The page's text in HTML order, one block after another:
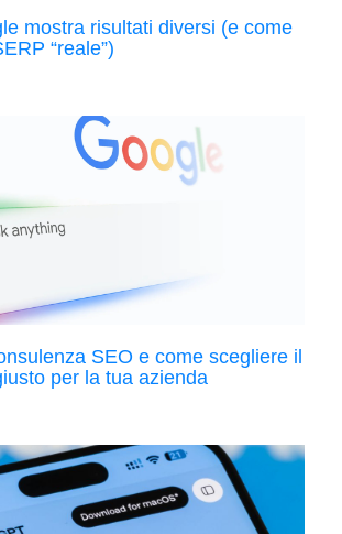
mostra risultati diversi (e come
“reale”)
SEO e come scegliere il
per la tua azienda